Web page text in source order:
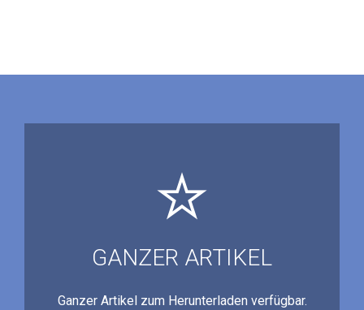
GANZER ARTIKEL
Ganzer Artikel zum Herunterladen verfügbar.